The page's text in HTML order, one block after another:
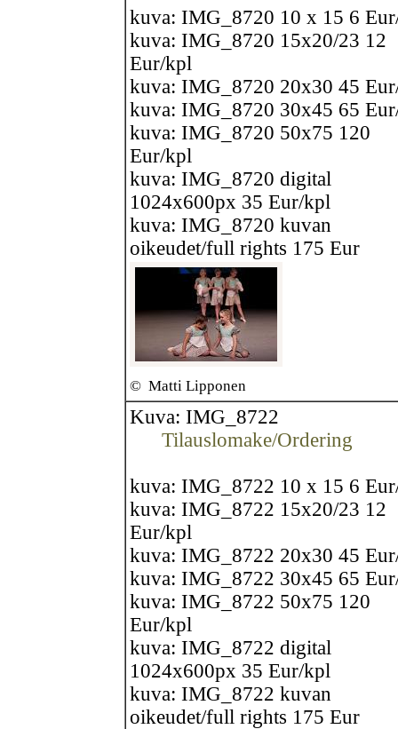
kuva: IMG_8720 10 x 15 6
kuva: IMG_8720 15x20/23 12
Eur/kpl
kuva: IMG_8720 20x30 45
kuva: IMG_8720 30x45 65
kuva: IMG_8720 50x75 120
Eur/kpl
kuva: IMG_8720 digital
1024x600px 35 Eur/kpl
kuva: IMG_8720 kuvan
oikeudet/full rights 175 Eur
© Matti Lipponen
Kuva: IMG_8722
Tilauslomake/Ordering
kuva: IMG_8722 10 x 15 6
kuva: IMG_8722 15x20/23 12
Eur/kpl
kuva: IMG_8722 20x30 45
kuva: IMG_8722 30x45 65
kuva: IMG_8722 50x75 120
Eur/kpl
kuva: IMG_8722 digital
1024x600px 35 Eur/kpl
kuva: IMG_8722 kuvan
oikeudet/full rights 175 Eur